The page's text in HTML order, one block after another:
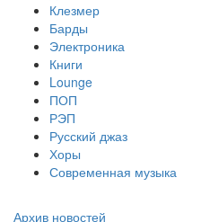
Клезмер
Барды
Электроника
Книги
Lounge
ПОП
РЭП
Русский джаз
Хоры
Современная музыка
Архив новостей